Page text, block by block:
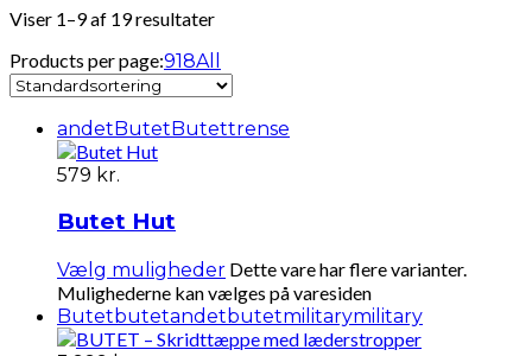
Viser 1–9 af 19 resultater
Products per page:918All
andetButetButettrense
579 kr.
Butet Hut
Vælg muligheder Dette vare har flere varianter.
Mulighederne kan vælges på varesiden
Butetbutetandetbutetmilitarymilitary